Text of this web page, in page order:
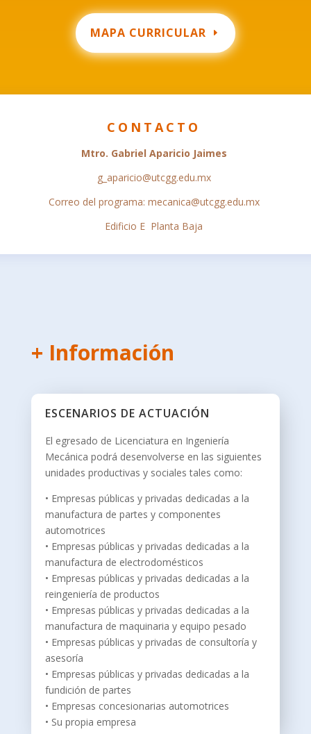
MAPA CURRICULAR
CONTACTO
Mtro. Gabriel Aparicio Jaimes
g_aparicio@utcgg.edu.mx
Correo del programa: mecanica@utcgg.edu.mx
Edificio E Planta Baja
+ Información
ESCENARIOS DE ACTUACIÓN
El egresado de Licenciatura en Ingeniería
Mecánica podrá desenvolverse en las siguientes
unidades productivas y sociales tales como:
• Empresas públicas y privadas dedicadas a la
manufactura de partes y componentes
automotrices
• Empresas públicas y privadas dedicadas a la
manufactura de electrodomésticos
• Empresas públicas y privadas dedicadas a la
reingeniería de productos
• Empresas públicas y privadas dedicadas a la
manufactura de maquinaria y equipo pesado
• Empresas públicas y privadas de consultoría y
asesoría
• Empresas públicas y privadas dedicadas a la
fundición de partes
• Empresas concesionarias automotrices
• Su propia empresa